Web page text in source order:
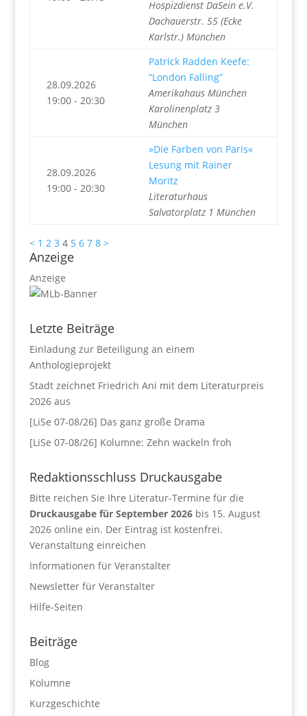
Hospizdienst DaSein e.V.
Dachauerstr. 55 (Ecke
Karlstr.) München
28.09.2026
19:00 - 20:30
Patrick Radden Keefe:
“London Falling”
Amerikahaus München
Karolinenplatz 3
München
28.09.2026
19:00 - 20:30
»Die Farben von Paris«
Lesung mit Rainer
Moritz
Literaturhaus
Salvatorplatz 1 München
< 1 2 3 4 5 6 7 8 >
Anzeige
Anzeige
Letzte Beiträge
Einladung zur Beteiligung an einem
Anthologieprojekt
Stadt zeichnet Friedrich Ani mit dem Literaturpreis
2026 aus
[LiSe 07-08/26] Das ganz große Drama
[LiSe 07-08/26] Kolumne: Zehn wackeln froh
Redaktionsschluss Druckausgabe
Bitte reichen Sie Ihre Literatur-Termine für die
Druckausgabe für September 2026bis 15. August
2026 online ein. Der Eintrag ist kostenfrei.
Veranstaltung einreichen
Informationen für Veranstalter
Newsletter für Veranstalter
Hilfe-Seiten
Beiträge
Blog
Kolumne
Kurzgeschichte